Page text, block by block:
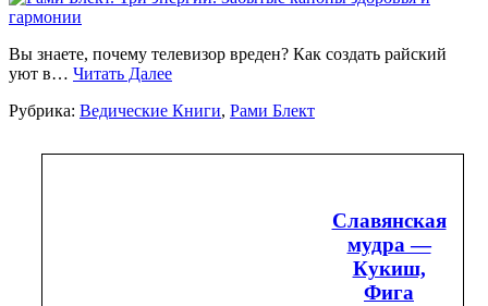
Вы знаете, почему телевизор вреден? Как создать райский
уют в… Читать Далее
Рубрика: Ведические Книги, Рами Блект
Славянская
мудра —
Кукиш,
Фига